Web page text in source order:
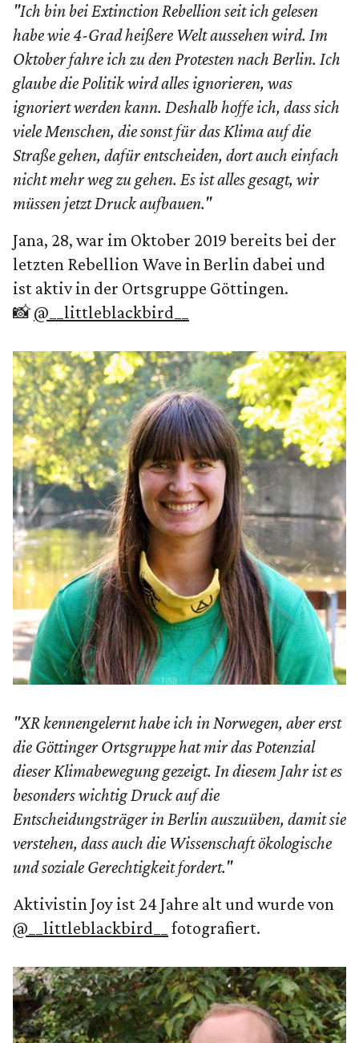
"Ich bin bei Extinction Rebellion seit ich gelesen
habe wie 4-Grad heißere Welt aussehen wird. Im
Oktober fahre ich zu den Protesten nach Berlin. Ich
glaube die Politik wird alles ignorieren, was
ignoriert werden kann. Deshalb hoffe ich, dass sich
viele Menschen, die sonst für das Klima auf die
Straße gehen, dafür entscheiden, dort auch einfach
nicht mehr weg zu gehen. Es ist alles gesagt, wir
müssen jetzt Druck aufbauen."
Jana, 28, war im Oktober 2019 bereits bei der
letzten Rebellion Wave in Berlin dabei und
ist aktiv in der Ortsgruppe Göttingen.
📸 @__littleblackbird__
"XR kennengelernt habe ich in Norwegen, aber erst
die Göttinger Ortsgruppe hat mir das Potenzial
dieser Klimabewegung gezeigt. In diesem Jahr ist es
besonders wichtig Druck auf die
Entscheidungsträger in Berlin auszuüben, damit sie
verstehen, dass auch die Wissenschaft ökologische
und soziale Gerechtigkeit fordert."
Aktivistin Joy ist 24 Jahre alt und wurde von
@__littleblackbird__
fotografiert.